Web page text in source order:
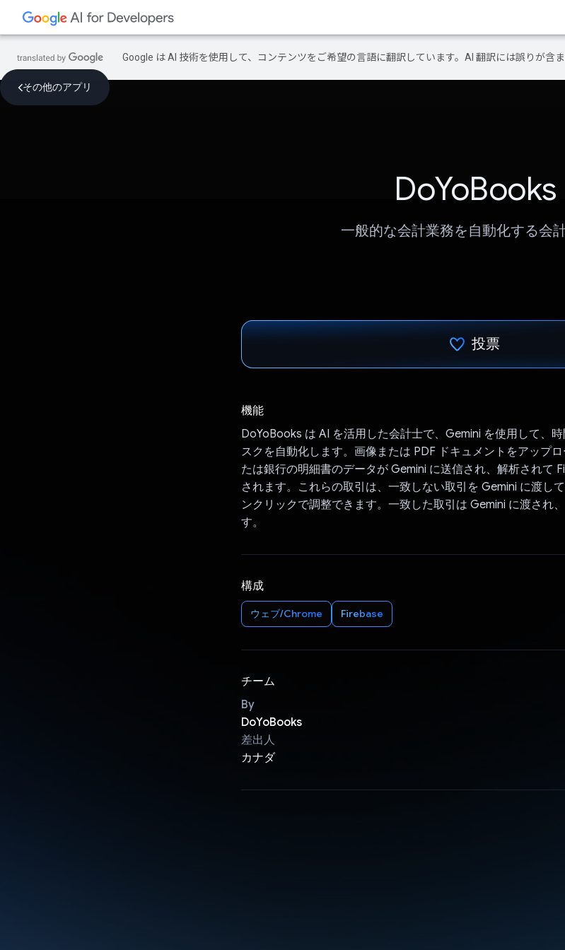
Google は AI 技術を使用して、コンテンツをご希望の言語に翻訳しています。AI 翻訳には誤りが含ま
その他のアプリ
DoYoBooks
一般的な会計業務を自動化する会
投票
機能
DoYoBooks は AI を活用した会計士で、Gemini を使用して、
スクを自動化します。画像または PDF ドキュメントをアップ
たは銀行の明細書のデータが Gemini に送信され、解析されて
されます。これらの取引は、一致しない取引を Gemini に渡し
ンクリックで調整できます。一致した取引は Gemini に渡され
す。
構成
ウェブ/Chrome Firebase
チーム
By
DoYoBooks
差出人
カナダ